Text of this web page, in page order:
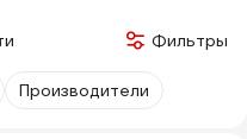
Фильтры
Производители